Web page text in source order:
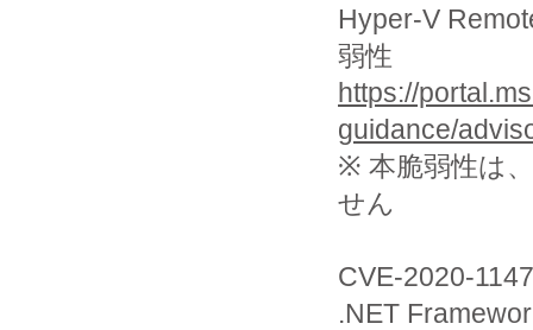
Hyper-V
弱性
https://
guidance/
※ 本脆弱性は
せん
CVE-2020-1147
.NET